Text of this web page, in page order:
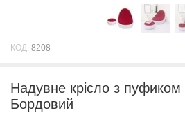
КОД: 8208
Надувне крісло з
Бордовий